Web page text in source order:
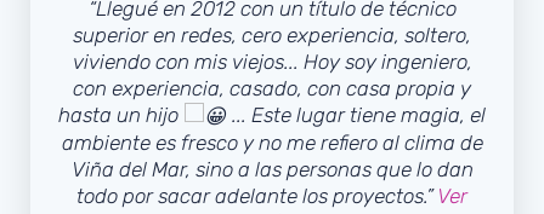
“Llegué en 2012 con un título de técnico
superior en redes, cero experiencia, soltero,
viviendo con mis viejos... Hoy soy ingeniero,
con experiencia, casado, con casa propia y
hasta un hijo
... Este lugar tiene magia, el
ambiente es fresco y no me refiero al clima de
Viña del Mar, sino a las personas que lo dan
todo por sacar adelante los proyectos.” Ver